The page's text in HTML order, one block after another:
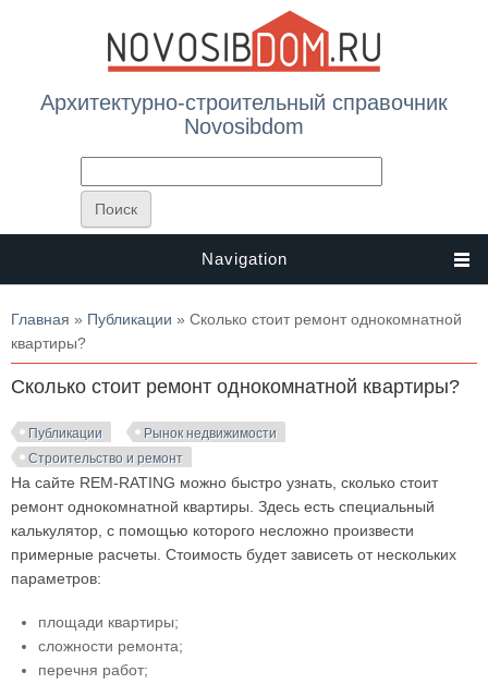
Архитектурно-строительный справочник
Novosibdom
Navigation
Вы здесь
Главная » Публикации » Сколько стоит ремонт однокомнатной
квартиры?
Сколько стоит ремонт однокомнатной квартиры?
Публикации
Рынок недвижимости
Строительство и ремонт
На сайте REM-RATING можно быстро узнать, сколько стоит
ремонт однокомнатной квартиры. Здесь есть специальный
калькулятор, с помощью которого несложно произвести
примерные расчеты. Стоимость будет зависеть от нескольких
параметров:
площади квартиры;
сложности ремонта;
перечня работ;